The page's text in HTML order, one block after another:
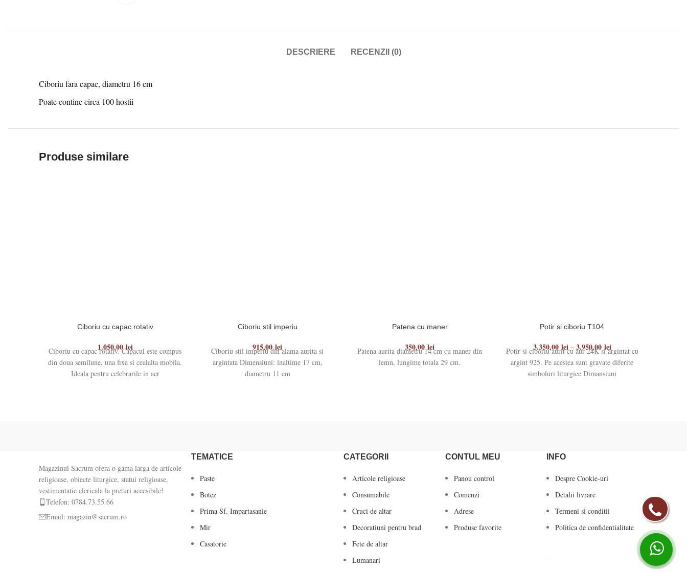
DESCRIERE RECENZII (0)
Ciboriu fara capac, diametru 16 cm
Poate contine circa 100 hostii
Produse similare
Ciboriu cu capac rotativ
1.050,00lei
Ciboriu cu capac rotativ. Capacul este compus
din doua semilune, una fixa si cealalta mobila.
Ideala pentru celebrarile in aer
Ciboriu stil imperiu
915,00lei
Ciboriu stil imperiu din alama aurita si
argintata Dimensiuni: inaltime 17 cm,
diametru 11 cm
Patena cu maner
350,00lei
Patena aurita diametru 14 cm cu maner din
lemn, lungime totala 29 cm.
Potir si ciboriu T104
3.350,00 lei – 3.950,00 lei
Potir si ciboriu aurit cu aur 24K si argintat cu
argint 925. Pe acestea sunt gravate diferite
simboluri liturgice Dimansiuni
Magazinul Sacrum ofera o gama larga de articole
religioase, obiecte liturgice, statui religioase,
vestimentatie clericala la preturi accesibile!
Telefon: 0784.73.55.66
Email: magazin@sacrum.ro
TEMATICE
Paste
Botez
Prima Sf. Impartasanie
Mir
Casatorie
CATEGORII
Articole religioase
Consumabile
Cruci de altar
Decoratiuni pentru brad
Fete de altar
Lumanari
CONTUL MEU
Panou control
Comenzi
Adrese
Produse favorite
INFO
Despre Cookie-uri
Detalii livrare
Termeni si conditii
Politica de confidentialitate